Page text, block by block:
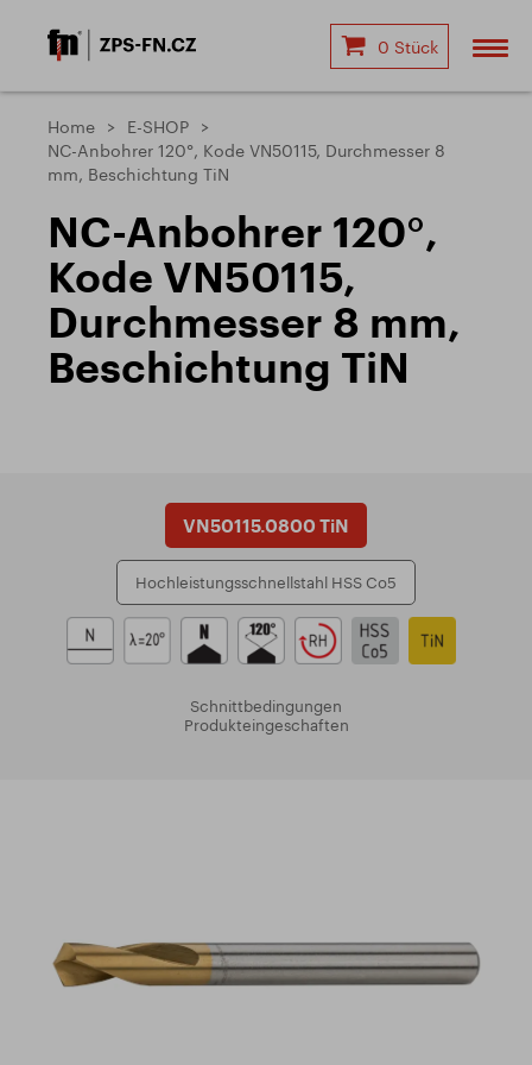
0 Stück
Home
E-SHOP
NC-Anbohrer 120°, Kode VN50115, Durchmesser 8
mm, Beschichtung TiN
NC-Anbohrer 120°,
Kode VN50115,
Durchmesser 8 mm,
Beschichtung TiN
VN50115.0800 TiN
Hochleistungsschnellstahl HSS Co5
Schnittbedingungen
Produkteingeschaften